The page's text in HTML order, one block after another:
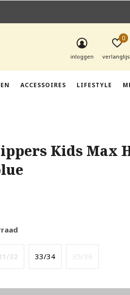
ACCESSOIRES LIFESTYLE
inloggen
0
Kids Max
32 33/34 35/36